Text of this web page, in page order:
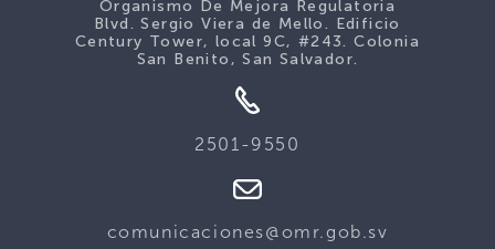
Organismo De Mejora Regulatoria
Blvd. Sergio Viera de Mello. Edificio
Century Tower, local 9C, #243. Colonia
San Benito, San Salvador.
2501-9550
comunicaciones@omr.gob.sv